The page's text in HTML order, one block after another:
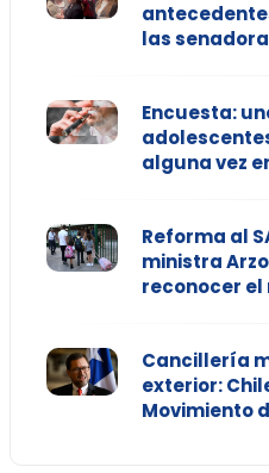
las
Encuesta:
alguna vez
Reforma al
ministra
reconocer
Cancillería
exterior:
Movimiento